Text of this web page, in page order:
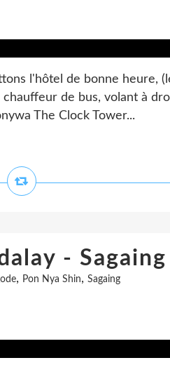
l'hôtel de bonne heure,
de bus, volant à
The Clock Tower...
- Sagaing
, Pon Nya Shin, Sagaing